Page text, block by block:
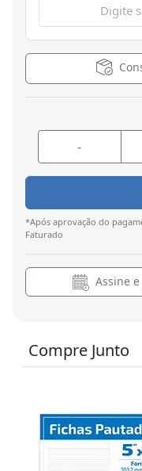
-
*Após aprovação do
Faturado
Assine
Compre Junto